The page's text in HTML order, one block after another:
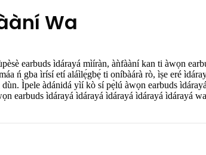
Wa
earbuds ìdárayá mìíràn, àǹfààní kan ti àwọn
ń gba ìrísí etí aláìlẹ́gbẹ́ ti oníbàárà rò, ìṣe eré
Ìpele àdánidá yìí kò sí pẹ̀lú àwọn earbuds
earbuds ìdárayá ìdárayá ìdárayá ìdárayá ìdárayá